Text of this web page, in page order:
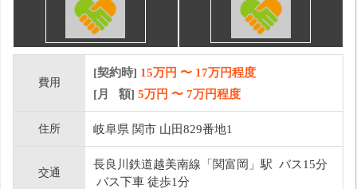
費用
[契約時] 15万円 〜 17万円程度
[月 額] 5万円 〜 7万円程度
住所 岐阜県 関市 山田829番地1
交通
長良川鉄道越美南線「関富岡」駅 バス15分
バス下車 徒歩1分